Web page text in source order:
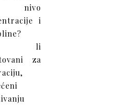
nivo
i
li
za